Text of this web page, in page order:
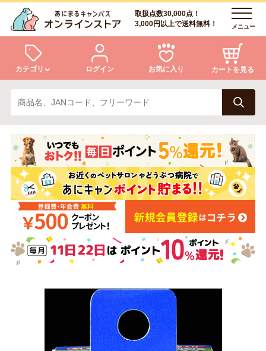
取扱点数30,000点！
3,000円以上で送料無料！
メニュー
カテゴリ
犬 猫
小動物・鳥 アクア・爬虫類・昆虫
ドッグフード キャットフード
美容・ケア用品 服・おさんぽ用品
日用品（デイリー） リビング雑貨
シニアサポート
ログイン お気に入り カートを見る
ログイン
会員登録
あにまるキャンパスについて
アフターサービス
商品リクエスト